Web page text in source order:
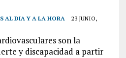
AL DIA Y A LA HORA
23 JUNIO,
son la
y discapacidad a partir